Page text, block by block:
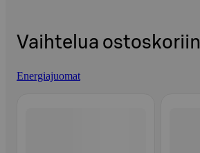
Vaihtelua ostoskoriin
Energiajuomat